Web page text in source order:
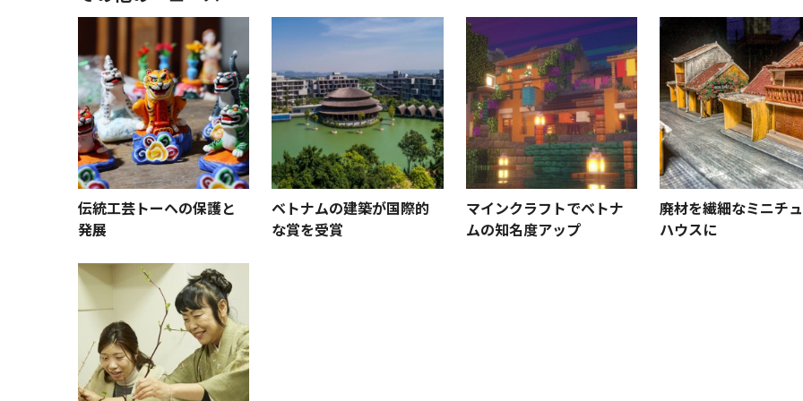
伝統工芸トーヘの保護と
発展
ベトナムの建築が国際的
な賞を受賞
マインクラフトでベトナ
ムの知名度アップ
廃材を繊細なミニチ
ハウスに